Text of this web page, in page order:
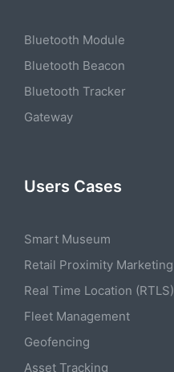
Bluetooth Module
Bluetooth Beacon
Bluetooth Tracker
Gateway
Users Cases
Smart Museum
Retail Proximity Marketing
Real Time Location (RTLS)
Fleet Management
Geofencing
Asset Tracking